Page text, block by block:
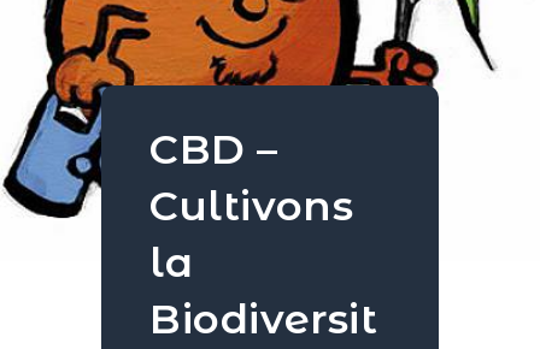
CBD –
Cultivons
la
Biodiversit